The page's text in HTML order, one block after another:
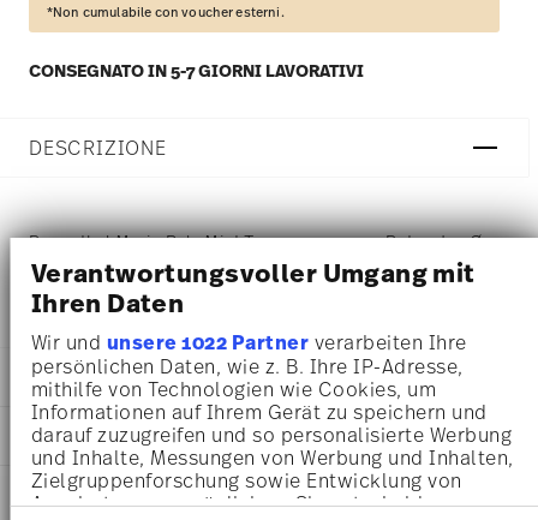
Verantwortungsvoller Umgang mit
Ihren Daten
Wir und unsere 1022 Partnerverarbeiten Ihre
persönlichen Daten, wie z. B. Ihre IP-Adresse,
mithilfe von Technologien wie Cookies, um
Informationen auf Ihrem Gerät zu speichern und
darauf zuzugreifen und so personalisierte Werbung
und Inhalte, Messungen von Werbung und Inhalten,
Zielgruppenforschung sowie Entwicklung von
Angeboten zu ermöglichen. Sie entscheiden
*Non cumulabile con voucher esterni.
CONSEGNATO IN 5-7 GIORNI LAVORATIVI
DESCRIZIONE
Rosenthal Maria Pale Mint Tazza espresso - Rotondo - Ø
11,9 cm - h 1,4 cm, Porcellana
DETTAGLI
Rosenthal
Maria
Pale Mint
Porcellana
DIMENSIONI
11,90 cm
11,90 cm
INFORMAZIONI SU CURA E